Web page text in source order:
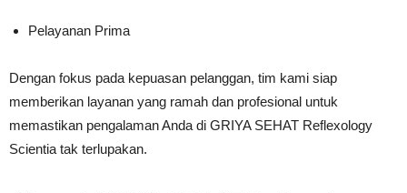
Pelayanan Prima
Dengan fokus pada kepuasan pelanggan, tim kami siap
memberikan layanan yang ramah dan profesional untuk
memastikan pengalaman Anda di GRIYA SEHAT Reflexology
Scientia tak terlupakan.